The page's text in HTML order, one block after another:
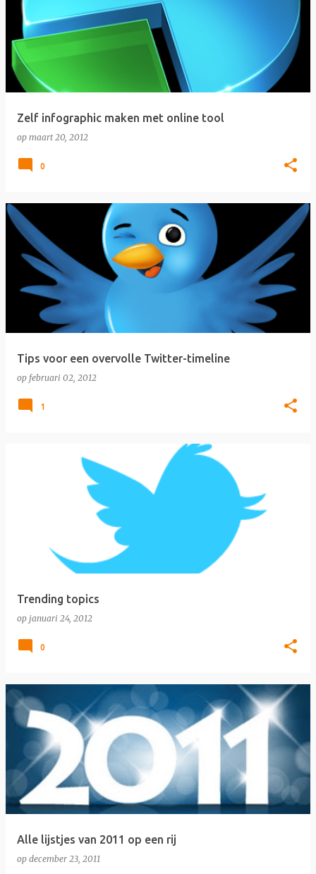
Zelf infographic maken met online tool
op maart 20, 2012
0
Tips voor een overvolle Twitter-timeline
op februari 02, 2012
1
Trending topics
op januari 24, 2012
0
Alle lijstjes van 2011 op een rij
op december 23, 2011